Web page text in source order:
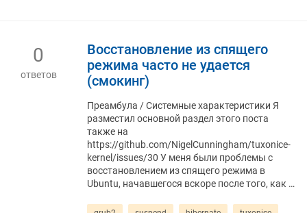
0
ответов
Восстановление из спящего
режима часто не удается
(смокинг)
Преамбула / Системные характеристики Я
разместил основной раздел этого поста
также на
https://github.com/NigelCunningham/tuxonice-
kernel/issues/30 У меня были проблемы с
восстановлением из спящего режима в
Ubuntu, начавшегося вскоре после того, как …